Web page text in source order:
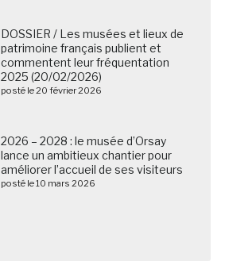
DOSSIER / Les musées et lieux de
patrimoine français publient et
commentent leur fréquentation
2025 (20/02/2026)
posté le 20 février 2026
2026 – 2028 : le musée d’Orsay
lance un ambitieux chantier pour
améliorer l’accueil de ses visiteurs
posté le 10 mars 2026